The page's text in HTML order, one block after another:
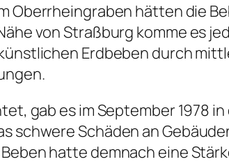
Oberrheingraben hätten die
von Straßburg komme es
Erdbeben durch
gab es im September 1978
schwere Schäden an
hatte demnach eine